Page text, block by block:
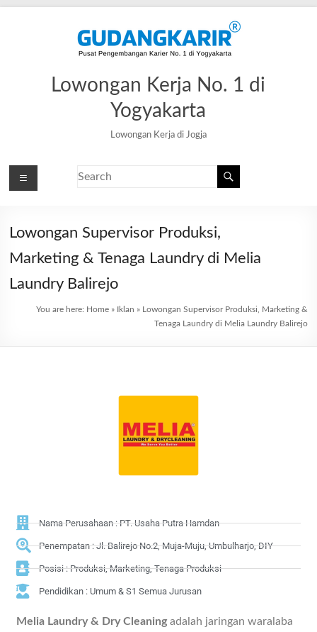
Lowongan Kerja No. 1 di
Yogyakarta
Lowongan Kerja di Jogja
Lowongan Supervisor Produksi,
Marketing & Tenaga Laundry di Melia
Laundry Balirejo
You are here: Home» Iklan » Lowongan Supervisor Produksi, Marketing &
Tenaga Laundry di Melia Laundry Balirejo
Nama Perusahaan : PT. Usaha Putra Hamdan
Penempatan : Jl. Balirejo No.2, Muja-Muju, Umbulharjo, DIY
Posisi : Produksi, Marketing, Tenaga Produksi
Pendidikan : Umum & S1 Semua Jurusan
Melia Laundry & Dry Cleaning adalah jaringan waralaba